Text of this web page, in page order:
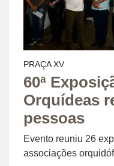
PRAÇA XV
60ª
Orquídeas
pessoas
Evento reuniu 26
associações